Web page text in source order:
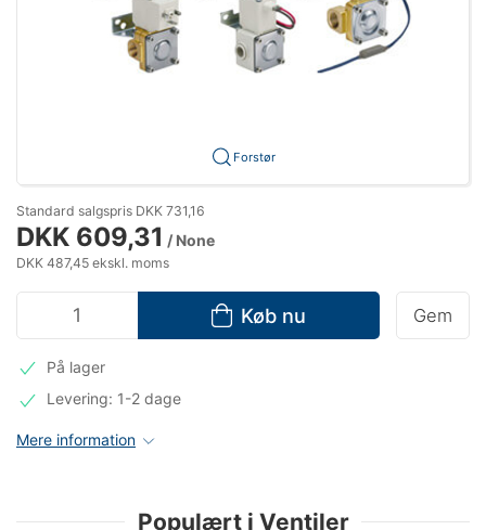
Forstør
Standard salgspris DKK 731,16
DKK 609,31 / None
DKK 487,45 ekskl. moms
Køb nu Gem
På lager
Levering: 1-2 dage
Mere information
Populært i Ventiler